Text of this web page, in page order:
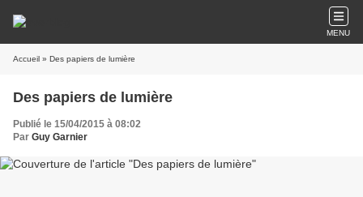
MENU
Accueil » Des papiers de lumière
Des papiers de lumière
Publié le 15/04/2015 à 08:02
Par Guy Garnier